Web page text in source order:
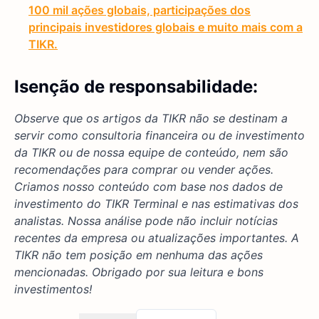
100 mil ações globais, participações dos
principais investidores globais e muito mais com a
TIKR.
Isenção de responsabilidade:
Observe que os artigos da TIKR não se destinam a
servir como consultoria financeira ou de investimento
da TIKR ou de nossa equipe de conteúdo, nem são
recomendações para comprar ou vender ações.
Criamos nosso conteúdo com base nos dados de
investimento do TIKR Terminal e nas estimativas dos
analistas. Nossa análise pode não incluir notícias
recentes da empresa ou atualizações importantes. A
TIKR não tem posição em nenhuma das ações
mencionadas. Obrigado por sua leitura e bons
investimentos!